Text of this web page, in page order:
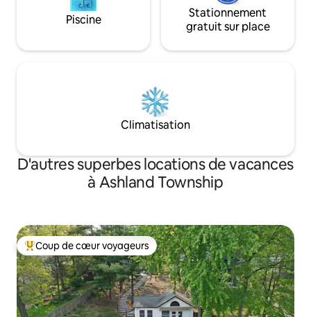
Piscine
Stationnement
gratuit sur place
Climatisation
D'autres superbes locations de vacances
à Ashland Township
Coup de cœur voyageurs parmi les plus aimés
Coup de cœur voyageurs